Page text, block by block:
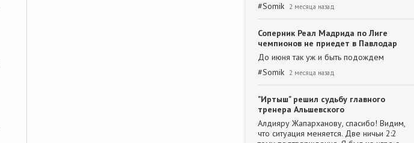
#Somik 2 месяца назад
Соперник Реал Мадрида по Лиге
чемпионов не приедет в Павлодар
До июня так уж и быть подождем
#Somik 2 месяца назад
"Иртыш" решил судьбу главного
тренера Альшевского
Алдияру Жапарханову, спасибо! Видим,
что ситуация меняется. Две ничьи 2:2